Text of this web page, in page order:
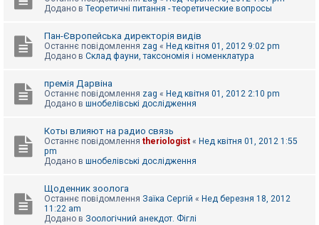
Додано в Теоретичні питання - теоретические вопросы
Пан-Європейська директорія видів
Останнє повідомлення zag « Нед квітня 01, 2012 9:02 pm
Додано в Склад фауни, таксономія і номенклатура
премія Дарвіна
Останнє повідомлення zag « Нед квітня 01, 2012 2:10 pm
Додано в шнобелівські дослідження
Коты влияют на радио связь
Останнє повідомлення theriologist « Нед квітня 01, 2012 1:55
pm
Додано в шнобелівські дослідження
Щоденник зоолога
Останнє повідомлення Заїка Сергій « Нед березня 18, 2012
11:22 am
Додано в Зоологічний анекдот. Фіглі